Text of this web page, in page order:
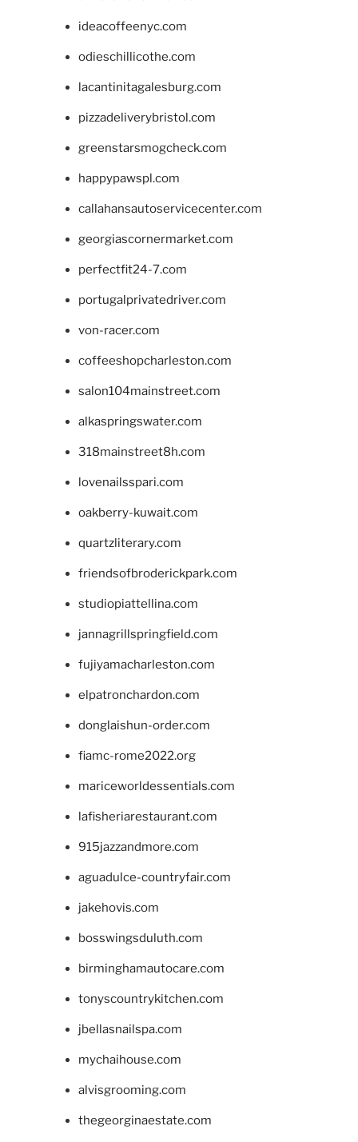
ideacoffeenyc.com
odieschillicothe.com
lacantinitagalesburg.com
pizzadeliverybristol.com
greenstarsmogcheck.com
happypawspl.com
callahansautoservicecenter.com
georgiascornermarket.com
perfectfit24-7.com
portugalprivatedriver.com
von-racer.com
coffeeshopcharleston.com
salon104mainstreet.com
alkaspringswater.com
318mainstreet8h.com
lovenailsspari.com
oakberry-kuwait.com
quartzliterary.com
friendsofbroderickpark.com
studiopiattellina.com
jannagrillspringfield.com
fujiyamacharleston.com
elpatronchardon.com
donglaishun-order.com
fiamc-rome2022.org
mariceworldessentials.com
lafisheriarestaurant.com
915jazzandmore.com
aguadulce-countryfair.com
jakehovis.com
bosswingsduluth.com
birminghamautocare.com
tonyscountrykitchen.com
jbellasnailspa.com
mychaihouse.com
alvisgrooming.com
thegeorginaestate.com